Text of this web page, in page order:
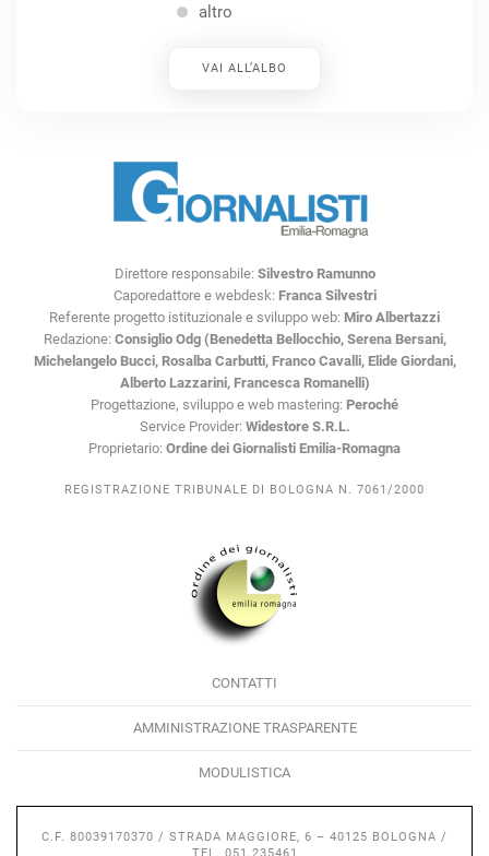
altro
VAI ALL’ALBO
Direttore responsabile: Silvestro Ramunno
Caporedattore e webdesk: Franca Silvestri
Referente progetto istituzionale e sviluppo web: Miro Albertazzi
Redazione: Consiglio Odg (Benedetta Bellocchio, Serena Bersani,
Michelangelo Bucci, Rosalba Carbutti, Franco Cavalli, Elide Giordani,
Alberto Lazzarini, Francesca Romanelli)
Progettazione, sviluppo e web mastering: Peroché
Service Provider: Widestore S.R.L.
Proprietario: Ordine dei Giornalisti Emilia-Romagna
REGISTRAZIONE TRIBUNALE DI BOLOGNA N. 7061/2000
CONTATTI
AMMINISTRAZIONE TRASPARENTE
MODULISTICA
C.F. 80039170370 / STRADA MAGGIORE, 6 – 40125 BOLOGNA /